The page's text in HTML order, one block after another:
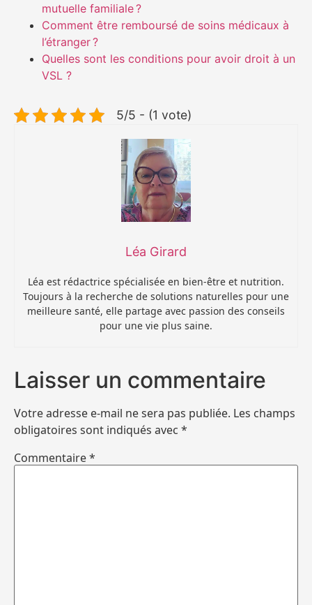
mutuelle familiale ?
Comment être remboursé de soins médicaux à
l’étranger ?
Quelles sont les conditions pour avoir droit à un
VSL ?
5/5 - (1 vote)
Léa Girard
Léa est rédactrice spécialisée en bien-être et nutrition.
Toujours à la recherche de solutions naturelles pour une
meilleure santé, elle partage avec passion des conseils
pour une vie plus saine.
Laisser un commentaire
Votre adresse e-mail ne sera pas publiée. Les champs
obligatoires sont indiqués avec *
Commentaire*